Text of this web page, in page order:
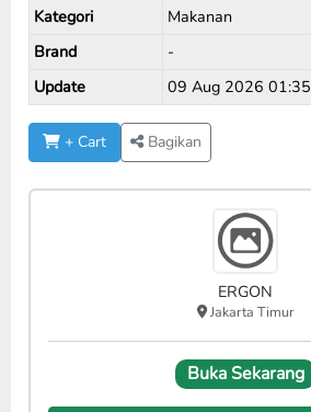
Kategori
Makanan
Brand
-
Update
09 Aug 2026 01:35
+ Cart Bagikan
ERGON
Jakarta Timur
Buka Sekarang